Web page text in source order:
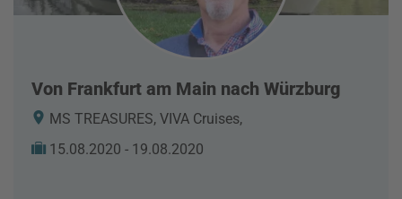
Von Frankfurt am Main nach Würzburg
MS TREASURES, VIVA Cruises,
15.08.2020 - 19.08.2020